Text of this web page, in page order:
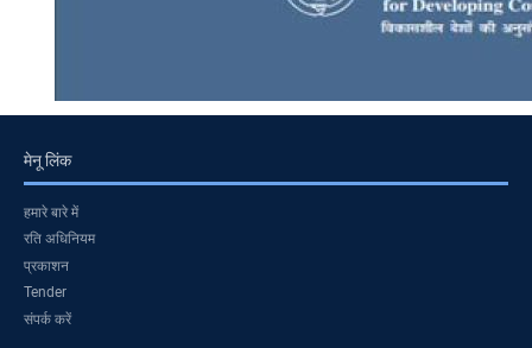
मेनू लिंक
हमारे बारे में
रति अधिनियम
प्रकाशन
Tender
संपर्क करें